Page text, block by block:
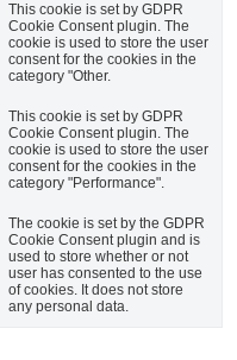
This cookie is set by GDPR
Cookie Consent plugin. The
cookie is used to store the user
consent for the cookies in the
category "Other.
This cookie is set by GDPR
Cookie Consent plugin. The
cookie is used to store the user
consent for the cookies in the
category "Performance".
The cookie is set by the GDPR
Cookie Consent plugin and is
used to store whether or not
user has consented to the use
of cookies. It does not store
any personal data.